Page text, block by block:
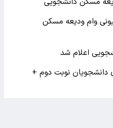
تسهیلات ۲۰۰ میلیونی وام ودیعه مسکن
اعلام شد
دانشجویان نوبت دوم +